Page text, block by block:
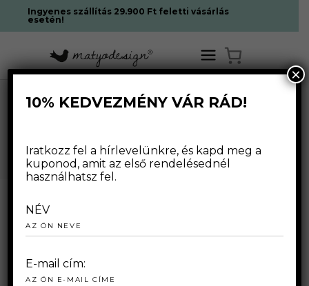
Ingyenes szállítás 29.900 Ft feletti vásárlás
esetén!
keresésnek.
10% KEDVEZMÉNY VÁR RÁD!
Iratkozz fel a hírlevelünkre, és kapd meg a
kuponod, amit az első rendelésednél
használhatsz fel.
NÉV
E-mail cím:
×